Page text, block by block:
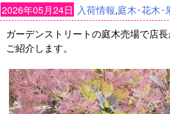
2026年05月24日 入荷情報,庭木･花木･
ガーデンストリートの庭木売場で店
ご紹介します。